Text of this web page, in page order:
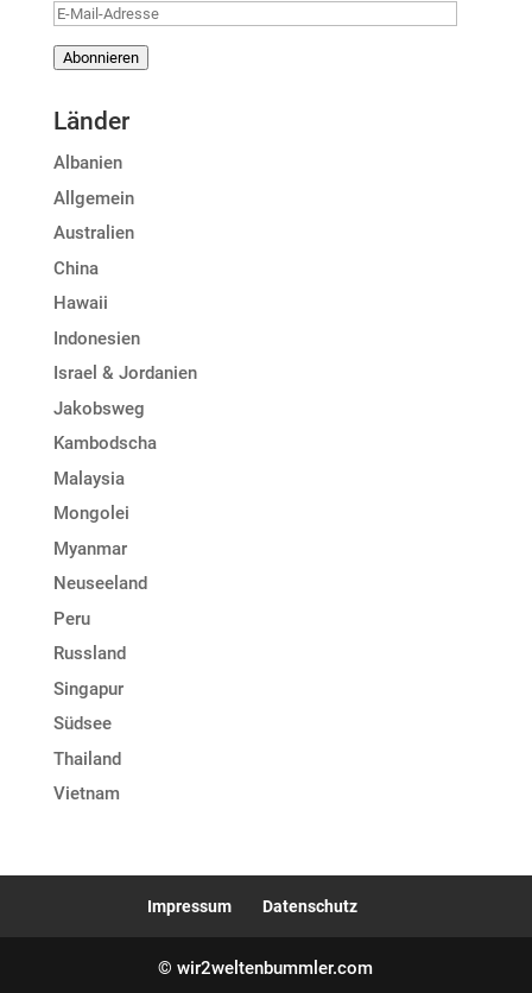
E-
Adresse
Abonnieren
Länder
Albanien
Allgemein
Australien
China
Hawaii
Indonesien
Israel & Jordanien
Jakobsweg
Kambodscha
Malaysia
Mongolei
Myanmar
Neuseeland
Peru
Russland
Singapur
Südsee
Thailand
Vietnam
Impressum Datenschutz
© wir2weltenbummler.com